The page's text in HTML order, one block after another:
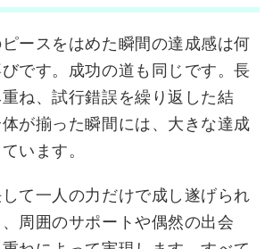
ースをはめた瞬間の達成感は何
です。成功の道も同じです。長
ね、試行錯誤を繰り返した結
が揃った瞬間には、大きな達成
います。
て一人の力だけで成し遂げられ
周囲のサポートや偶然の出会